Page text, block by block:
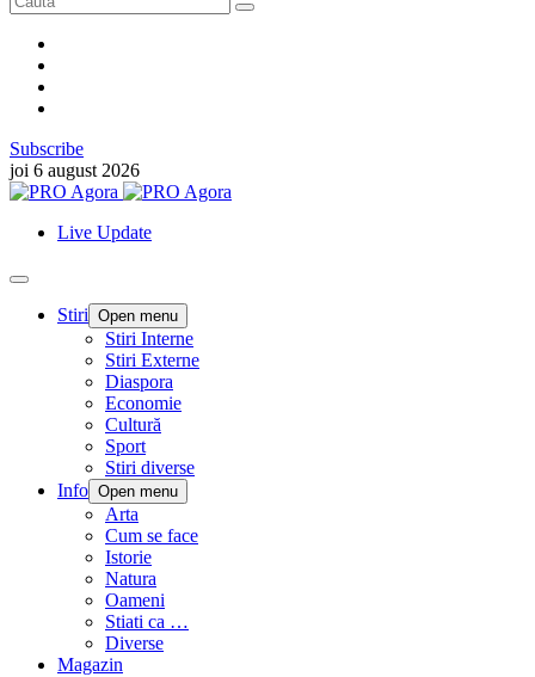
Subscribe
joi 6 august 2026
Live Update
Stiri Open menu
Stiri Interne
Stiri Externe
Diaspora
Economie
Cultură
Sport
Stiri diverse
Info Open menu
Arta
Cum se face
Istorie
Natura
Oameni
Stiati ca …
Diverse
Magazin